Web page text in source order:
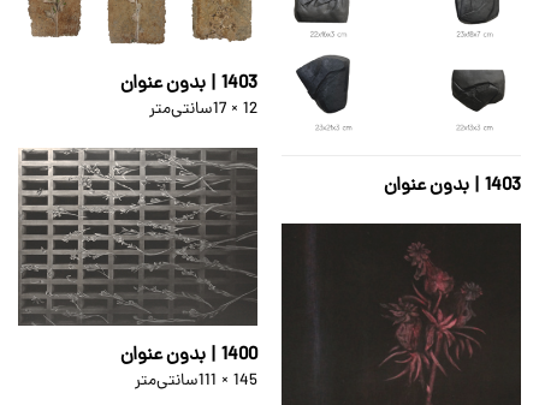
1403 | بدون عنوان
17 × 12سانتی‌متر
1403 | بدون عنوان
1400 | بدون عنوان
111 × 145سانتی‌متر